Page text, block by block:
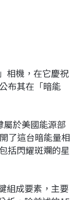
相機，在它慶祝
布其在「暗能
屬於美國能源部
了這台暗能量相
括閃耀斑斕的星
組成要素，主要